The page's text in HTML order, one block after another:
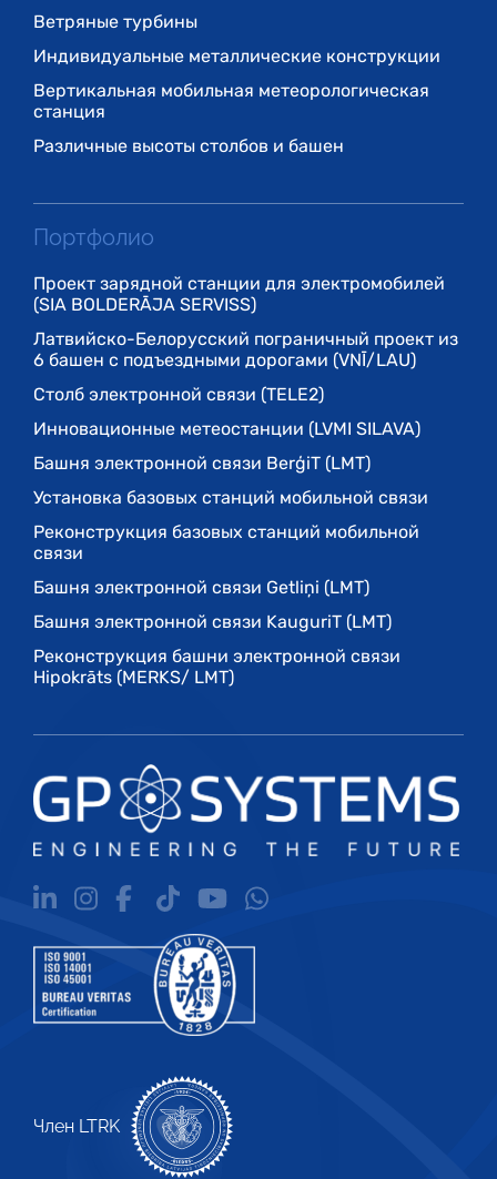
Ветряные турбины
Индивидуальные металлические конструкции
Вертикальная мобильная метеорологическая
станция
Различные высоты столбов и башен
Портфолио
Проект зарядной станции для электромобилей
(SIA BOLDERĀJA SERVISS)
Латвийско-Белорусский пограничный проект из
6 башен с подъездными дорогами (VNĪ/LAU)
Cтолб электронной связи (TELE2)
Инновационные метеостанции (LVMI SILAVA)
Башня электронной связи BerģiT (LMT)
Установка базовых станций мобильной связи
Реконструкция базовых станций мобильной
связи
Башня электронной связи Getliņi (LMT)
Башня электронной связи KauguriT (LMT)
Реконструкция башни электронной связи
Hipokrāts (MERKS/ LMT)
Член LTRK